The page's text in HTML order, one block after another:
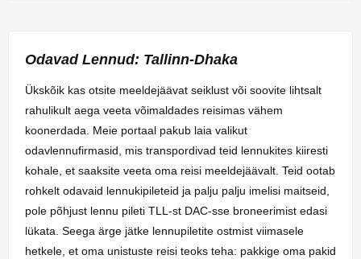
Odavad Lennud: Tallinn-Dhaka
Ükskõik kas otsite meeldejäävat seiklust või soovite lihtsalt
rahulikult aega veeta võimaldades reisimas vähem
koonerdada. Meie portaal pakub laia valikut
odavlennufirmasid, mis transpordivad teid lennukites kiiresti
kohale, et saaksite veeta oma reisi meeldejäävalt. Teid ootab
rohkelt odavaid lennukipileteid ja palju palju imelisi maitseid,
pole põhjust lennu pileti TLL-st DAC-sse broneerimist edasi
lükata. Seega ärge jätke lennupiletite ostmist viimasele
hetkele, et oma unistuste reisi teoks teha: pakkige oma pakid